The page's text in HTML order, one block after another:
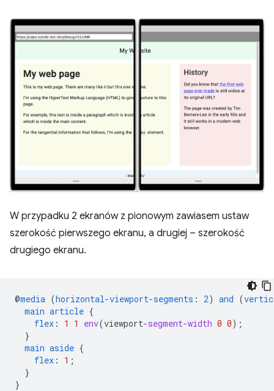
W przypadku 2 ekranów z pionowym zawiasem ustaw
szerokość pierwszego ekranu, a drugiej – szerokość
drugiego ekranu.
@media (horizontal-viewport-segments : 2) and (
main article {
flex : 1 1 env(viewport-segment-width 0 0);
}
main aside {
flex : 1 ;
}
}